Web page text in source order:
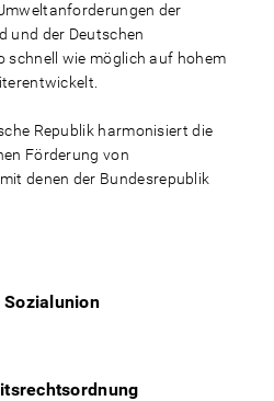
der
und der Deutschen
schnell wie möglich auf hohem
Republik harmonisiert die
Förderung von
denen der Bundesrepublik